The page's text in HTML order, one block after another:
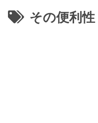
その便利性